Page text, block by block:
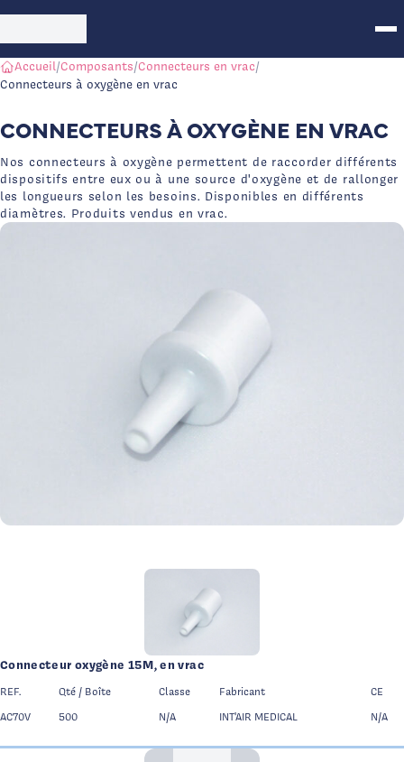
Aller au contenu principal
Accueil/Composants/Connecteurs en vrac/
Connecteurs à oxygène en vrac
CONNECTEURS À OXYGÈNE EN VRAC
Nos connecteurs à oxygène permettent de raccorder différents
dispositifs entre eux ou à une source d'oxygène et de rallonger
les longueurs selon les besoins. Disponibles en différents
diamètres. Produits vendus en vrac.
Page 1 - 6 produits affichés
Connecteur oxygène 15M, en vrac
REF. Qté / Boîte Classe Fabricant
CE
AC70V
500 N/A INT'AIR MEDICAL N/A